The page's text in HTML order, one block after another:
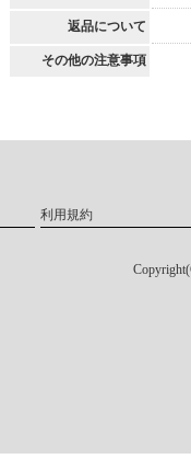
返品について
その他の注意事項
利用規約